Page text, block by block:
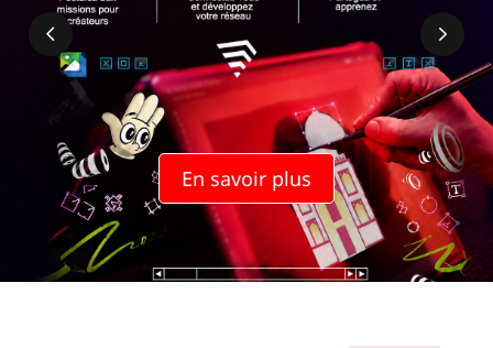
n
En savoir plus